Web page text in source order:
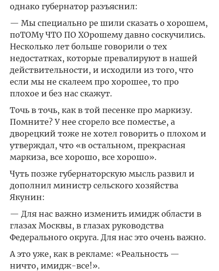
однако губернатор разъяснил:
— Мы специально ре шили сказать о хорошем,
поТОМу ЧТО ПО XOрошему давно соскучились.
Несколько лет больше говорили о тех
недостатках, которые превалируют в нашей
действительности, и исходили из того, что
если мы не скалеем про хорошее, то про
плохое и без нас скажут.
Точь в точь, как в той песенке про маркизу.
Помните? У нее сгорело все поместье, а
дворецкий тоже не хотел говорить о плохом и
утверждал, что «в остальном, прекрасная
маркиза, все хорошо, все хорошо».
Чуть позже губернаторскую мысль развил и
дополнил министр сельского хозяйства
Якунин:
— Для нас важно изменить имидж области в
глазах Москвы, в глазах руководства
Федерального округа. Для нас это очень важно.
А это уже, как в рекламе: «Реальность —
ничто, имидж-все!».